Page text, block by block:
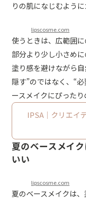
りの肌になじむよう
lipscosme.com
使うときは、広範囲
部分より少し小さめ
塗り感を避けながら
隠す”のではなく、“
ースメイクにぴったり
IPSA｜クリエイ
夏のベースメイ
いい
lipscosme.com
夏のベースメイクは